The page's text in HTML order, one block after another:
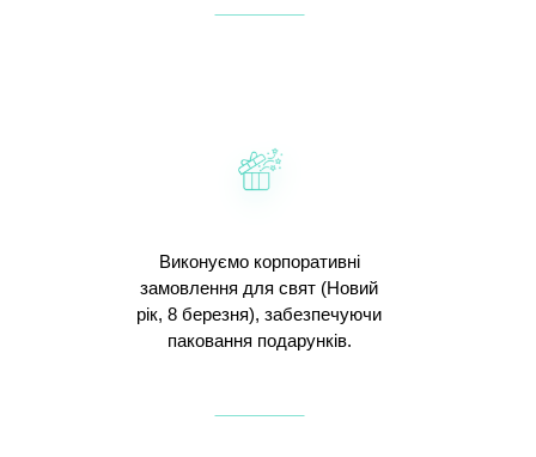
Виконуємо корпоративні
замовлення для свят (Новий
рік, 8 березня), забезпечуючи
паковання подарунків.